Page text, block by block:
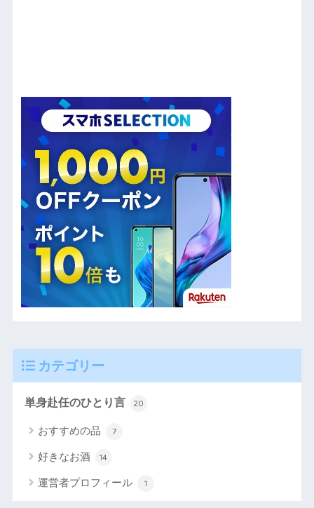
カテゴリー
単身赴任のひとり言 20
おすすめの品 7
好きなお酒 14
運営者プロフィール 1